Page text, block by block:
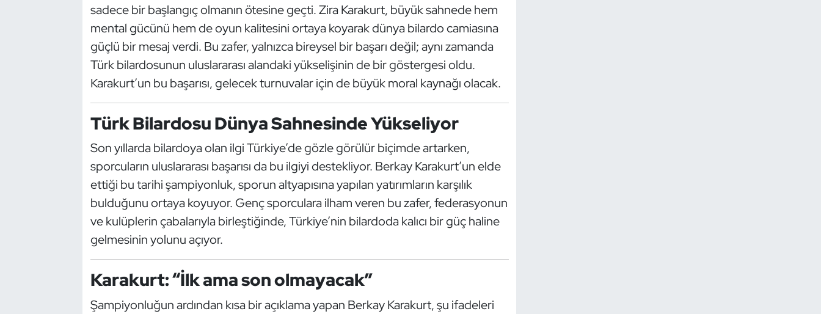
sadece bir başlangıç olmanın ötesine geçti. Zira Karakurt, büyük sahnede hem
mental gücünü hem de oyun kalitesini ortaya koyarak dünya bilardo camiasına
güçlü bir mesaj verdi. Bu zafer, yalnızca bireysel bir başarı değil; aynı zamanda
Türk bilardosunun uluslararası alandaki yükselişinin de bir göstergesi oldu.
Karakurt’un bu başarısı, gelecek turnuvalar için de büyük moral kaynağı olacak.
Türk Bilardosu Dünya Sahnesinde Yükseliyor
Son yıllarda bilardoya olan ilgi Türkiye’de gözle görülür biçimde artarken,
sporcuların uluslararası başarısı da bu ilgiyi destekliyor. Berkay Karakurt’un elde
ettiği bu tarihi şampiyonluk, sporun altyapısına yapılan yatırımların karşılık
bulduğunu ortaya koyuyor. Genç sporculara ilham veren bu zafer, federasyonun
ve kulüplerin çabalarıyla birleştiğinde, Türkiye’nin bilardoda kalıcı bir güç haline
gelmesinin yolunu açıyor.
Karakurt: “İlk ama son olmayacak”
Şampiyonluğun ardından kısa bir açıklama yapan Berkay Karakurt, şu ifadeleri
Modern Pentatlon
Motor Sporları
Oryantiring
Özel Sporcular